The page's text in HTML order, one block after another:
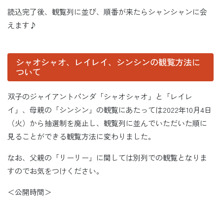
読込完了後、観覧列に並び、順番が来たらシャンシャンに会
えます♪
シャオシャオ、レイレイ、シンシンの観覧方法に
ついて
双子のジャイアントパンダ「シャオシャオ」と「レイレ
イ」、母親の「シンシン」の観覧にあたっては2022年10月4日
（火）から抽選制を廃止し、観覧列に並んでいただいた順に
見ることができる観覧方法に変わりました。
なお、父親の「リーリー」に関しては別列での観覧となりま
すのでお気をつけください。
＜公開時間＞